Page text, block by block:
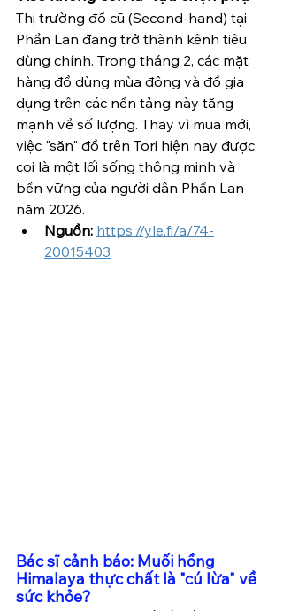
Thị trường đồ cũ (Second-hand) tại
Phần Lan đang trở thành kênh tiêu
dùng chính. Trong tháng 2, các mặt
hàng đồ dùng mùa đông và đồ gia
dụng trên các nền tảng này tăng
mạnh về số lượng. Thay vì mua mới,
việc "săn" đồ trên Tori hiện nay được
coi là một lối sống thông minh và
bền vững của người dân Phần Lan
năm 2026.
Nguồn: https://yle.fi/a/74-
20015403
Bác sĩ cảnh báo: Muối hồng
Himalaya thực chất là "cú lừa" về
sức khỏe?